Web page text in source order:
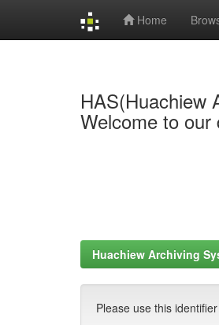
Home
HAS(Huachiew
Welcome to
Huachiew Archiving
Please use this